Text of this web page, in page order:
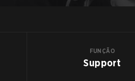
FUNÇÃO
Support